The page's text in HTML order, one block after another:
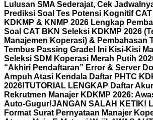
Lulusan SMA Sederajat, Cek
Prediksi Soal Tes Potensi Kognitif
KDKMP & KNMP 2026 Lengkap
Soal CAT BKN Seleksi KDKMP 2026
Manajemen Koperasi) & Pembahasan
Tembus Passing Grade! Ini Kisi-Kisi
Seleksi SDM Koperasi Merah Putih
“Akhiri Pendaftaran” Error & Server
Ampuh Atasi Kendala Daftar PHTC
2026!TUTORIAL LENGKAP Daftar
Rekrutmen Manajer KDKMP 2026:
Auto-Gugur!JANGAN SALAH KETIK!
Format Surat Pernyataan Manajer